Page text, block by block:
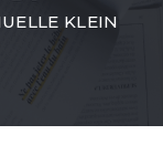
KLEIN